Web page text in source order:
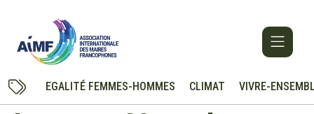
EGALITÉ FEMMES-HOMMES CLIMAT VIVRE-